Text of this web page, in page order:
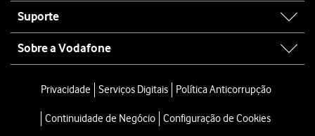
Suporte
Sobre a Vodafone
Privacidade Serviços Digitais Política Anticorrupção
Continuidade de Negócio Configuração de Cookies